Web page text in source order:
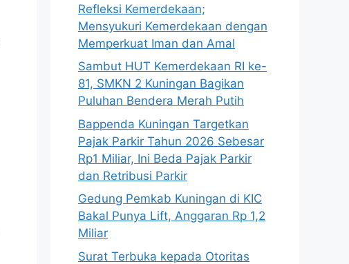
Refleksi Kemerdekaan;
Mensyukuri Kemerdekaan dengan
Memperkuat Iman dan Amal
Sambut HUT Kemerdekaan RI ke-
81, SMKN 2 Kuningan Bagikan
Puluhan Bendera Merah Putih
Bappenda Kuningan Targetkan
Pajak Parkir Tahun 2026 Sebesar
Rp1 Miliar, Ini Beda Pajak Parkir
dan Retribusi Parkir
Gedung Pemkab Kuningan di KIC
Bakal Punya Lift, Anggaran Rp 1,2
Miliar
Surat Terbuka kepada Otoritas